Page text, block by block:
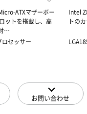
ATXマザーボー
ットを搭載し、高
…
セッサー
Intel
トの
お問い合わせ